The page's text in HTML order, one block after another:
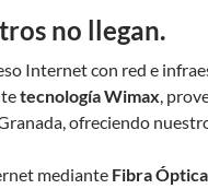
no llegan.
Internet con red e
tecnología Wimax,
ofreciendo
mediante Fibra Óptica